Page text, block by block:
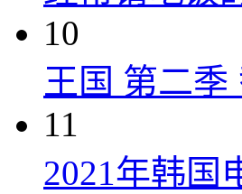
10
王国 第二季
11
2021年韩国